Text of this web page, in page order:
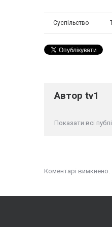
Суспільство
Автор tv1
Показати всі
Коментарі вимкнено.